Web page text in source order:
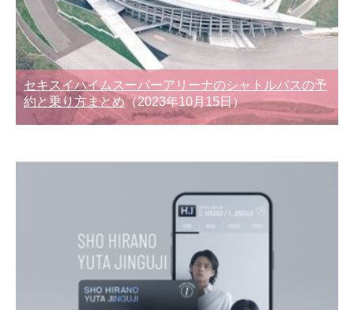
セキスイハイムスーパーアリーナのシャトルバスの予
約と乗り方まとめ （2023年10月15日）